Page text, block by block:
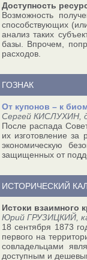
Доступность
Возможность
способствующих
анализ таких
базы. Впрочем,
расходов.
ГОЗНАК
От купонов – к
Сергей КИСЛУХИН,
После распада
их изготовление
экономическую
защищенных от
ИСТОРИЧЕСКИЙ
Истоки взаимного
Юрий ГРУЗИЦКИЙ,
18 сентября 1873
первого на
совладельцами
доступным и